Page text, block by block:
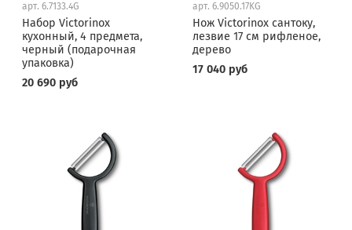
арт. 6.7133.4G
Набор Victorinox
кухонный, 4 предмета,
черный (подарочная
упаковка)
20 690 руб
арт. 6.9050.17KG
Нож Victorinox сантоку,
лезвие 17 см рифленое,
дерево
17 040 руб